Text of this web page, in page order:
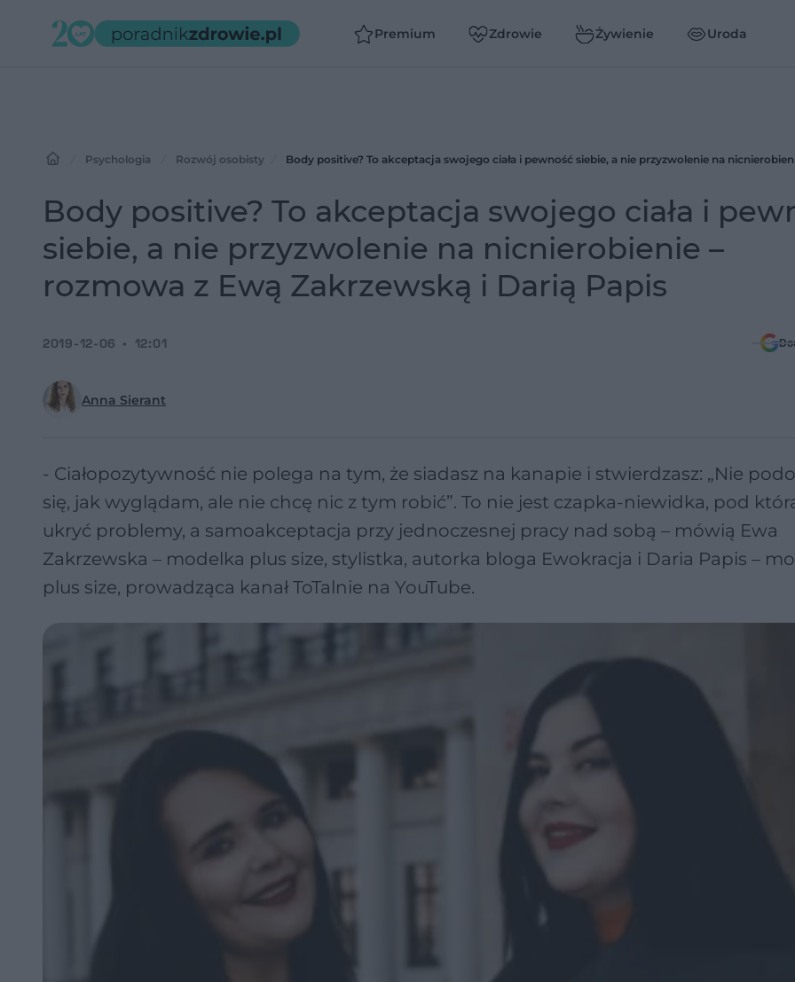
Premium Zdrowie Żywienie Uroda
Psychologia Rozwój osobisty
Body positive? To akceptacja swojego ciała i
siebie, a nie przyzwolenie na nicnierobienie –
rozmowa z Ewą Zakrzewską i Darią Papis
Anna Sierant
2019-12-06 12:01
- Ciałopozytywność nie polega na tym, że siadasz na kanapie i stwierdzasz: „Nie
się, jak wyglądam, ale nie chcę nic z tym robić”. To nie jest czapka-niewidka, pod
ukryć problemy, a samoakceptacja przy jednoczesnej pracy nad sobą – mówią Ewa
Zakrzewska – modelka plus size, stylistka, autorka bloga Ewokracja i Daria Papis –
plus size, prowadząca kanał ToTalnie na YouTube.